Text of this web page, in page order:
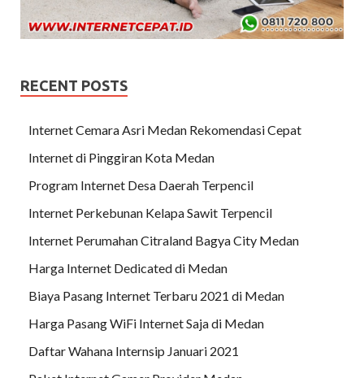
RECENT POSTS
Internet Cemara Asri Medan Rekomendasi Cepat
Internet di Pinggiran Kota Medan
Program Internet Desa Daerah Terpencil
Internet Perkebunan Kelapa Sawit Terpencil
Internet Perumahan Citraland Bagya City Medan
Harga Internet Dedicated di Medan
Biaya Pasang Internet Terbaru 2021 di Medan
Harga Pasang WiFi Internet Saja di Medan
Daftar Wahana Internsip Januari 2021